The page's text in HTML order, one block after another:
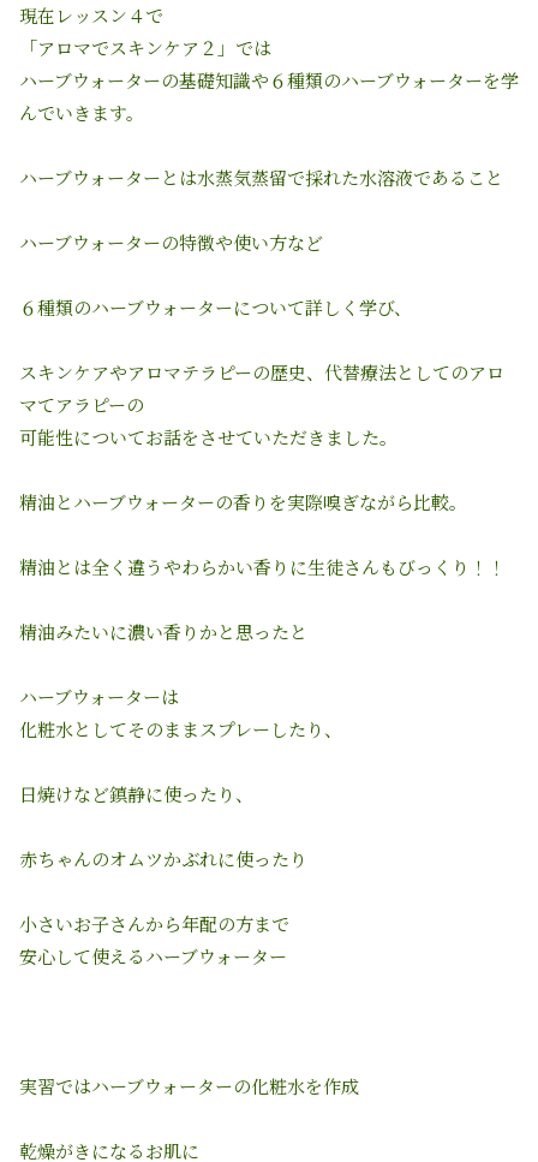
現在レッスン４で
「アロマでスキンケア２」では
ハーブウォーターの基礎知識や６種類のハーブウォーターを学
んでいきます。
ハーブウォーターとは水蒸気蒸留で採れた水溶液であること
ハーブウォーターの特徴や使い方など
６種類のハーブウォーターについて詳しく学び、
スキンケアやアロマテラピーの歴史、代替療法としてのアロ
マてアラピーの
可能性についてお話をさせていただきました。
精油とハーブウォーターの香りを実際嗅ぎながら比較。
精油とは全く違うやわらかい香りに生徒さんもびっくり！！
精油みたいに濃い香りかと思ったと
ハーブウォーターは
化粧水としてそのままスプレーしたり、
日焼けなど鎮静に使ったり、
赤ちゃんのオムツかぶれに使ったり
小さいお子さんから年配の方まで
安心して使えるハーブウォーター
実習ではハーブウォーターの化粧水を作成
乾燥がきになるお肌に